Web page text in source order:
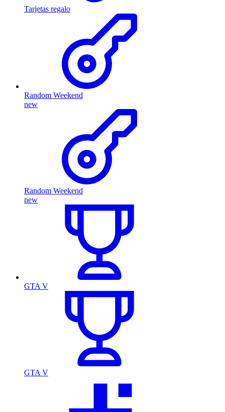
Tarjetas regalo
Random Weekend
new
Random Weekend
new
GTA V
GTA V